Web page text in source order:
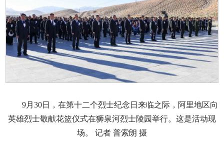
9月30日，在第十二个烈士纪念日来临之际，阿里地区向
英雄烈士敬献花篮仪式在狮泉河烈士陵园举行。这是活动现
场。 记者 普索朗 摄